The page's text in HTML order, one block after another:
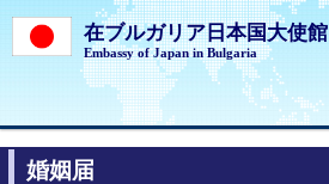
在ブルガリア日本国大使館
Embassy of Japan in Bulgaria
婚姻届